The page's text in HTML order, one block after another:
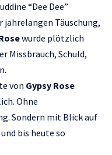
“Dee Dee”
jahrelangen Täuschung,
wurde plötzlich
Missbrauch, Schuld,
von Gypsy Rose
Ohne
Sondern mit Blick auf
bis heute so